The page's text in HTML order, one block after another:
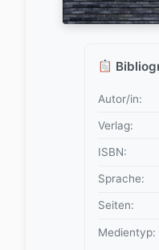
Autor/in:
Verlag:
ISBN:
Sprache:
Seiten:
Medientyp: